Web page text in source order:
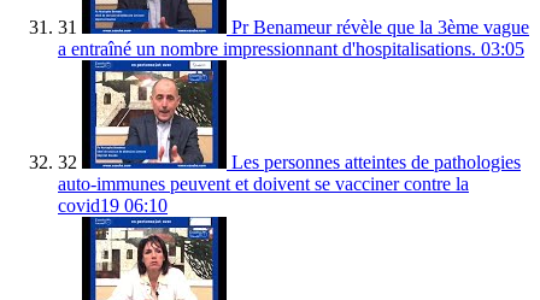
31
Pr Benameur révèle que la 3ème vague
a entraîné un nombre impressionnant d'hospitalisations. 03:05
32
Les personnes atteintes de pathologies
auto-immunes peuvent et doivent se vacciner contre la
covid19 06:10